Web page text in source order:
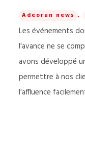
Adeorun news ,
Les événements
l'avance ne se
avons développé
permettre à nos
l'affluence